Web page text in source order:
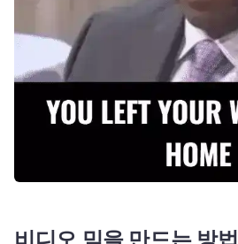
비디오 밈을 만드는 방법